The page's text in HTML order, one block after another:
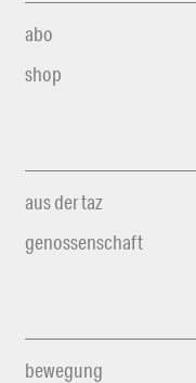
abo
shop
aus der taz
genossenschaft
bewegung